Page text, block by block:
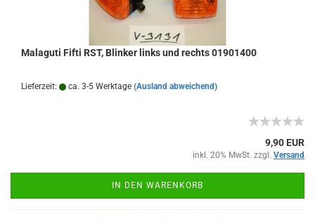
Malaguti Fifti RST, Blinker links und rechts 01901400
Lieferzeit: ca. 3-5 Werktage (Ausland abweichend)
9,90 EUR
inkl. 20% MwSt. zzgl. Versand
IN DEN WARENKORB